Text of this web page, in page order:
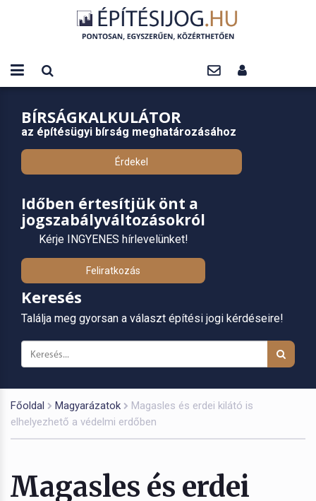
BÍRSÁGKALKULÁTOR
az építésügyi bírság meghatározásához
Érdekel
Időben értesítjük önt a
jogszabályváltozásokról
Kérje INGYENES hírlevelünket!
Feliratkozás
Keresés
Találja meg gyorsan a választ építési jogi kérdéseire!
Főoldal Magyarázatok
Magasles és erdei kilátó is
elhelyezhető a védelmi erdőben
Magasles és erdei